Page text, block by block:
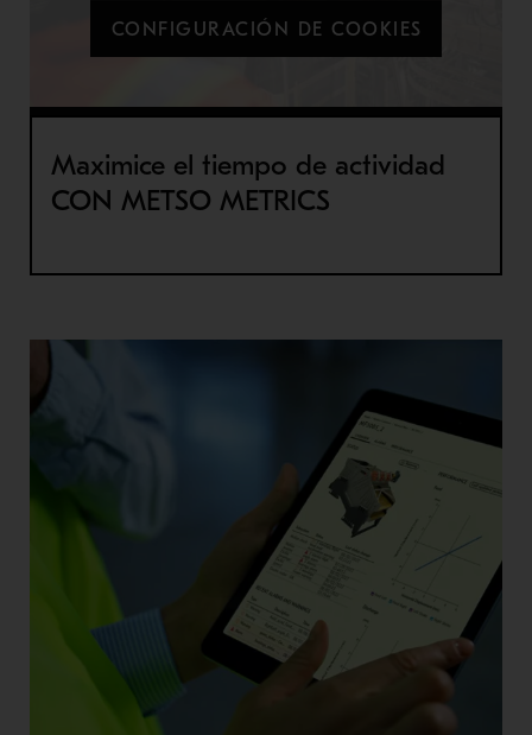
Maximice el tiempo de actividad
CON METSO METRICS
CONFIGURACIÓN DE COOKIES